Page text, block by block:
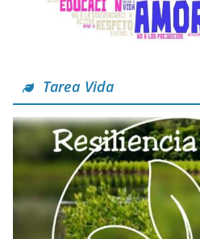
Tarea Vida